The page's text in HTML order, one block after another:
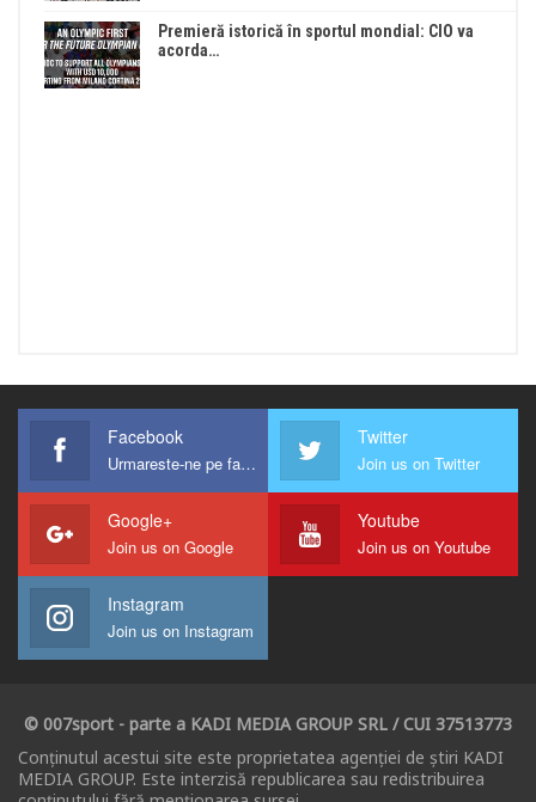
Premieră istorică în sportul mondial: CIO va
acorda…
Facebook
Urmareste-ne pe facebook !
Twitter
Join us on Twitter
Google+
Join us on Google
Youtube
Join us on Youtube
Instagram
Join us on Instagram
© 007sport - parte a KADI MEDIA GROUP SRL / CUI 37513773
Conținutul acestui site este proprietatea agenției de știri KADI
MEDIA GROUP. Este interzisă republicarea sau redistribuirea